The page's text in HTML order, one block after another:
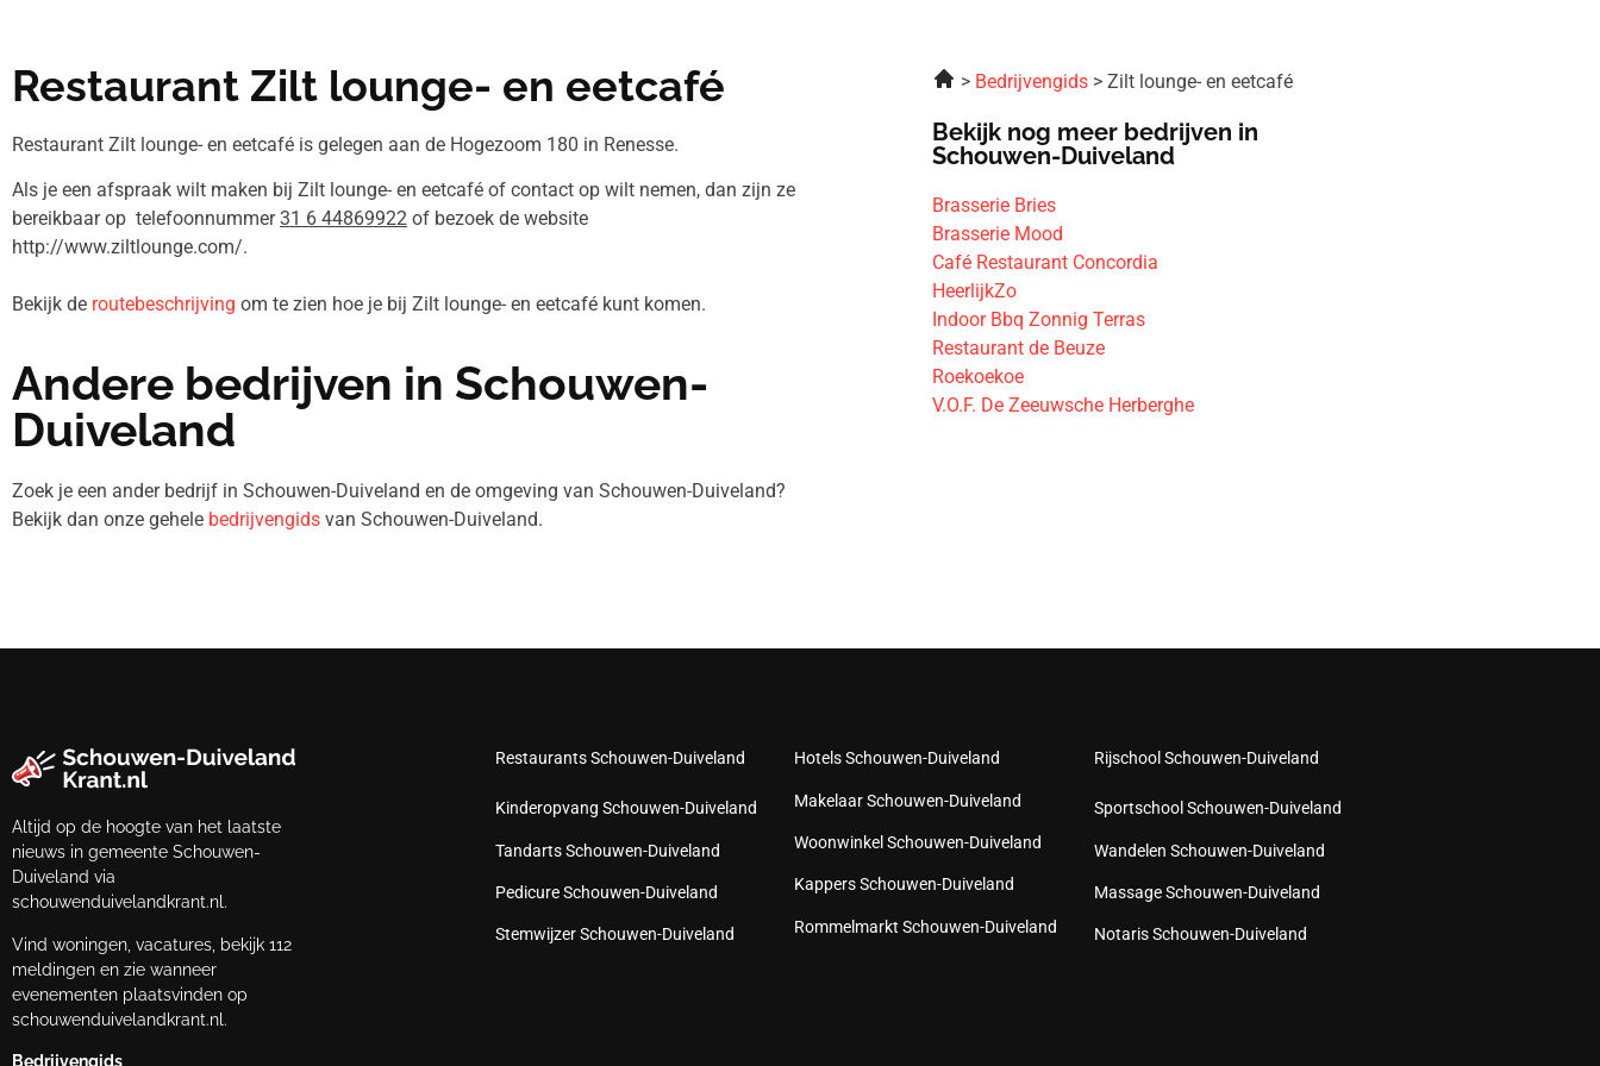
Restaurant Zilt lounge- en eetcafé
Restaurant Zilt lounge- en eetcafé is gelegen aan de Hogezoom 180 in Renesse.
Als je een afspraak wilt maken bij Zilt lounge- en eetcafé of contact op wilt nemen, dan zijn ze
bereikbaar op telefoonnummer31 6 44869922 of bezoek de website
http://www.ziltlounge.com/.
Bekijk de routebeschrijving om te zien hoe je bij Zilt lounge- en eetcafé kunt komen.
Andere bedrijven in Schouwen-
Duiveland
Zoek je een ander bedrijf in Schouwen-Duiveland en de omgeving van Schouwen-Duiveland?
Bekijk dan onze gehele bedrijvengids van Schouwen-Duiveland.
Bedrijvengids Zilt lounge- en eetcafé
Bekijk nog meer bedrijven in
Schouwen-Duiveland
Brasserie Bries
Brasserie Mood
Café Restaurant Concordia
HeerlijkZo
Indoor Bbq Zonnig Terras
Restaurant de Beuze
Roekoekoe
V.O.F. De Zeeuwsche Herberghe
Altijd op de hoogte van het laatste
nieuws in gemeente Schouwen-
Duiveland via
schouwenduivelandkrant.nl.
Vind woningen, vacatures, bekijk 112
meldingen en zie wanneer
evenementen plaatsvinden op
schouwenduivelandkrant.nl.
Bedrijvengids
Restaurants Schouwen-Duiveland
Kinderopvang Schouwen-Duiveland
Tandarts Schouwen-Duiveland
Pedicure Schouwen-Duiveland
Stemwijzer Schouwen-Duiveland
Hotels Schouwen-Duiveland
Makelaar Schouwen-Duiveland
Woonwinkel Schouwen-Duiveland
Kappers Schouwen-Duiveland
Rommelmarkt Schouwen-Duiveland
Rijschool Schouwen-Duiveland
Sportschool Schouwen-Duiveland
Wandelen Schouwen-Duiveland
Massage Schouwen-Duiveland
Notaris Schouwen-Duiveland